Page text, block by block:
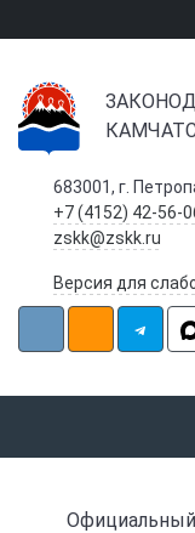
683001, г.
+7 (4152) 42-56-
zskk@zskk.ru
Версия для
Официальный